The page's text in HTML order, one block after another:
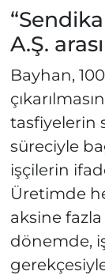
A.Ş.
Bayhan,
tasfiyelerin
süreciyle
işçilerin
Üretimde
aksine
dönemde,